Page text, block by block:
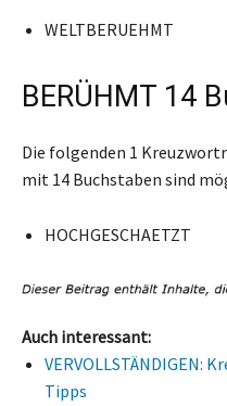
WELTBERUEHMT
BERÜHMT 14
Die folgenden 1
mit 14 Buchstaben sind
HOCHGESCHAETZT
Auch interessant:
VERVOLLSTÄNDIGEN:
Tipps